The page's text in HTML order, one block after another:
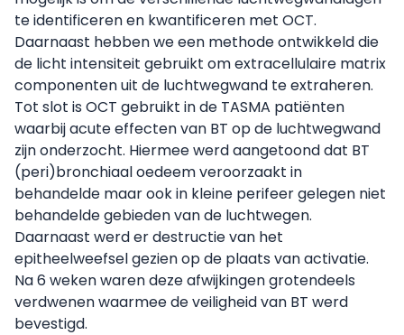
te identificeren en kwantificeren met OCT.
Daarnaast hebben we een methode ontwikkeld die
de licht intensiteit gebruikt om extracellulaire matrix
componenten uit de luchtwegwand te extraheren.
Tot slot is OCT gebruikt in de TASMA patiënten
waarbij acute effecten van BT op de luchtwegwand
zijn onderzocht. Hiermee werd aangetoond dat BT
(peri)bronchiaal oedeem veroorzaakt in
behandelde maar ook in kleine perifeer gelegen niet
behandelde gebieden van de luchtwegen.
Daarnaast werd er destructie van het
epitheelweefsel gezien op de plaats van activatie.
Na 6 weken waren deze afwijkingen grotendeels
verdwenen waarmee de veiligheid van BT werd
bevestigd.